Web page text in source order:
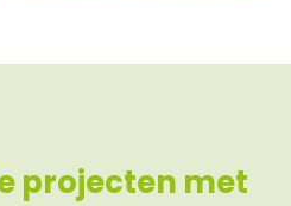
projecten met